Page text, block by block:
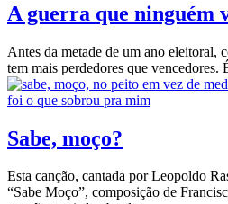
A guerra que ninguém
Antes da metade de um ano eleitoral,
tem mais perdedores que vencedores.
Sabe, moço?
Esta canção, cantada por Leopoldo
“Sabe Moço”, composição de